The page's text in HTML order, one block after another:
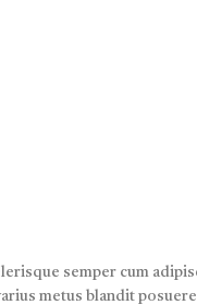
semper cum
metus blandit